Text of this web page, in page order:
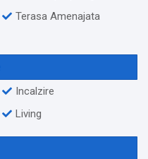
Terasa Amenajata
Incalzire
Living